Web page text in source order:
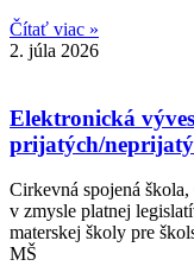
Čítať viac »
2. júla 2026
Elektronická
prijatých/
Cirkevná spojená
v zmysle platnej
materskej školy pre
MŠ